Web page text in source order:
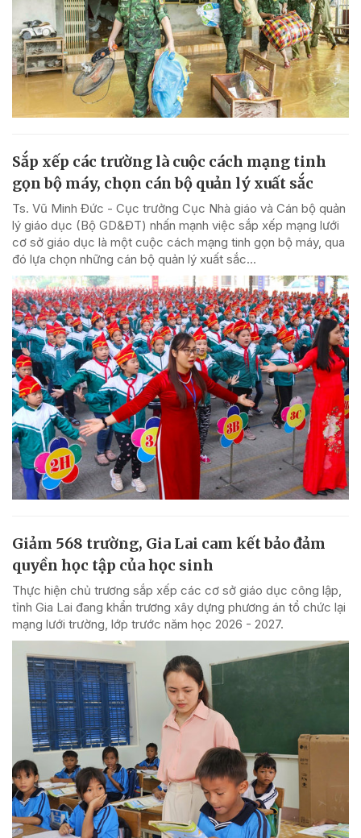
Sắp xếp các trường là cuộc cách mạng tinh
gọn bộ máy, chọn cán bộ quản lý xuất sắc
Ts. Vũ Minh Đức - Cục trưởng Cục Nhà giáo và Cán bộ quản
lý giáo dục (Bộ GD&ĐT) nhấn mạnh việc sắp xếp mạng lưới
cơ sở giáo dục là một cuộc cách mạng tinh gọn bộ máy, qua
đó lựa chọn những cán bộ quản lý xuất sắc...
Giảm 568 trường, Gia Lai cam kết bảo đảm
quyền học tập của học sinh
Thực hiện chủ trương sắp xếp các cơ sở giáo dục công lập,
tỉnh Gia Lai đang khẩn trương xây dựng phương án tổ chức lại
mạng lưới trường, lớp trước năm học 2026 - 2027.